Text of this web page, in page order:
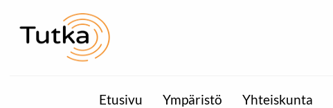
Etusivu Ympäristö Yhteiskunta